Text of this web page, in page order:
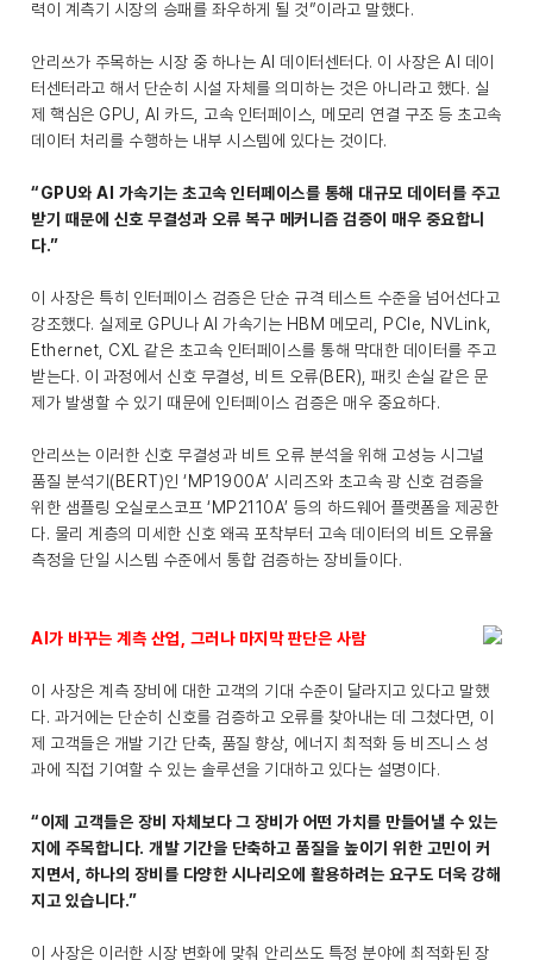
력이 계측기 시장의 승패를 좌우하게 될 것”이라고 말했다.
안리쓰가 주목하는 시장 중 하나는 AI 데이터센터다. 이 사장은 AI 데이
터센터라고 해서 단순히 시설 자체를 의미하는 것은 아니라고 했다. 실
제 핵심은 GPU, AI 카드, 고속 인터페이스, 메모리 연결 구조 등 초고속
데이터 처리를 수행하는 내부 시스템에 있다는 것이다.
“GPU와 AI 가속기는 초고속 인터페이스를 통해 대규모 데이터를 주고
받기 때문에 신호 무결성과 오류 복구 메커니즘 검증이 매우 중요합니
다.”
이 사장은 특히 인터페이스 검증은 단순 규격 테스트 수준을 넘어선다고
강조했다. 실제로 GPU나 AI 가속기는 HBM 메모리, PCIe, NVLink,
Ethernet, CXL 같은 초고속 인터페이스를 통해 막대한 데이터를 주고
받는다. 이 과정에서 신호 무결성, 비트 오류(BER), 패킷 손실 같은 문
제가 발생할 수 있기 때문에 인터페이스 검증은 매우 중요하다.
안리쓰는 이러한 신호 무결성과 비트 오류 분석을 위해 고성능 시그널
품질 분석기(BERT)인 ‘MP1900A’ 시리즈와 초고속 광 신호 검증을
위한 샘플링 오실로스코프 ‘MP2110A’ 등의 하드웨어 플랫폼을 제공한
다. 물리 계층의 미세한 신호 왜곡 포착부터 고속 데이터의 비트 오류율
측정을 단일 시스템 수준에서 통합 검증하는 장비들이다.
AI가 바꾸는 계측 산업, 그러나 마지막 판단은 사람
이 사장은 계측 장비에 대한 고객의 기대 수준이 달라지고 있다고 말했
다. 과거에는 단순히 신호를 검증하고 오류를 찾아내는 데 그쳤다면, 이
제 고객들은 개발 기간 단축, 품질 향상, 에너지 최적화 등 비즈니스 성
과에 직접 기여할 수 있는 솔루션을 기대하고 있다는 설명이다.
“이제 고객들은 장비 자체보다 그 장비가 어떤 가치를 만들어낼 수 있는
지에 주목합니다. 개발 기간을 단축하고 품질을 높이기 위한 고민이 커
지면서, 하나의 장비를 다양한 시나리오에 활용하려는 요구도 더욱 강해
지고 있습니다.”
이 사장은 이러한 시장 변화에 맞춰 안리쓰도 특정 분야에 최적화된 장